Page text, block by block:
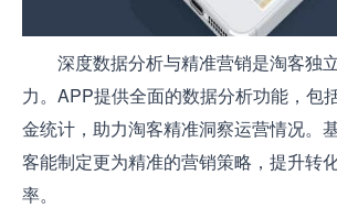
深度数据分析与精准营销是淘客独
力。APP提供全面的数据分析功能，包
金统计，助力淘客精准洞察运营情况。
客能制定更为精准的营销策略，提升转
率。